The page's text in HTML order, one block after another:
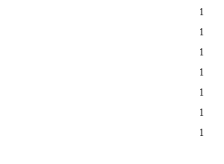
1
1
1
1
1
1
1